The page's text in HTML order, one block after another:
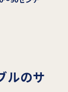
ルのサ